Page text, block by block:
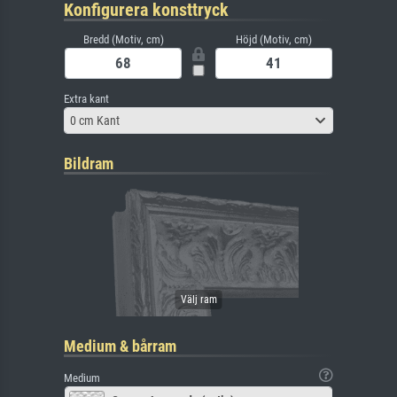
Konfigurera konsttryck
Bredd (Motiv, cm) Höjd (Motiv, cm)
Extra kant
0 cm Kant
Bildram
Medium & bårram
Medium